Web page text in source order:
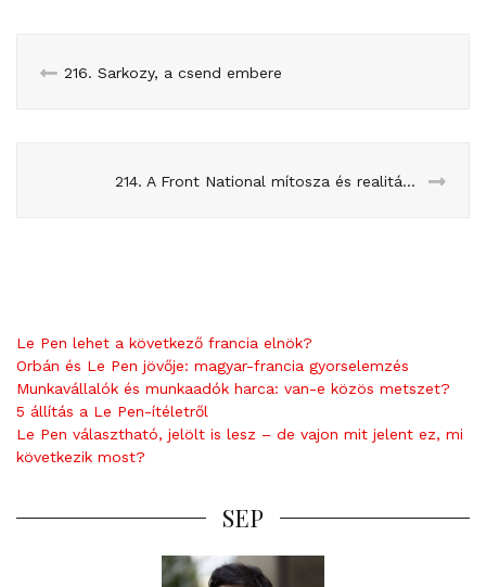
216. Sarkozy, a csend embere
214. A Front National mítosza és realitása – interjú a Mos Maiorumon
Le Pen lehet a következő francia elnök?
Orbán és Le Pen jövője: magyar-francia gyorselemzés
Munkavállalók és munkaadók harca: van-e közös metszet?
5 állítás a Le Pen-ítéletről
Le Pen választható, jelölt is lesz – de vajon mit jelent ez, mi
következik most?
SEP